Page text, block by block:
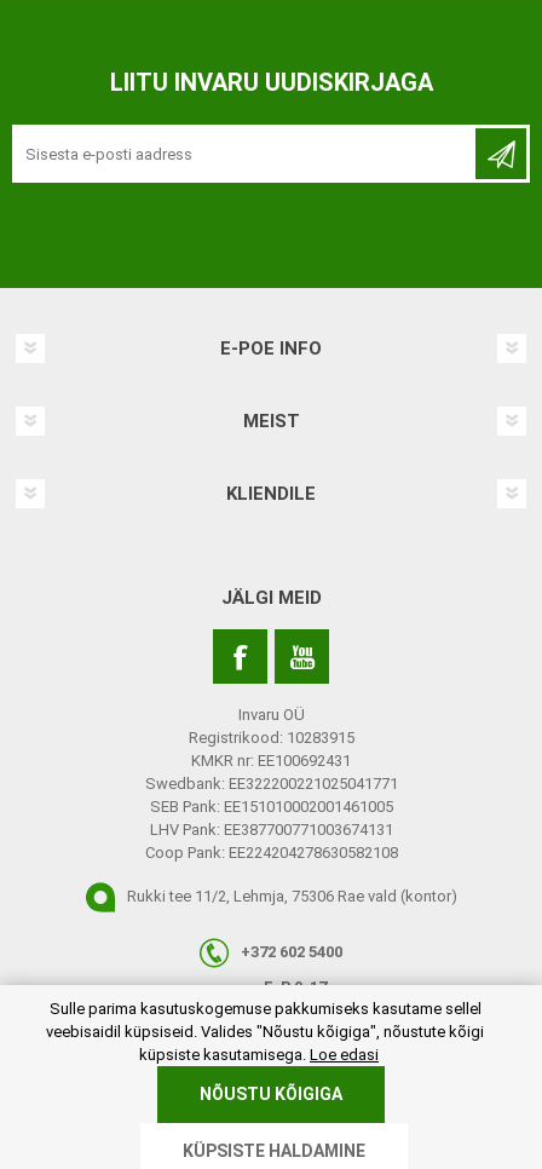
LIITU INVARU UUDISKIRJAGA
E-POE INFO
MEIST
KLIENDILE
JÄLGI MEID
Invaru OÜ
Registrikood: 10283915
KMKR nr: EE100692431
Swedbank: EE322200221025041771
SEB Pank: EE151010002001461005
LHV Pank: EE387700771003674131
Coop Pank: EE224204278630582108
Rukki tee 11/2, Lehmja, 75306 Rae vald (kontor)
+372 602 5400
E-R 9-17
info@invaru.ee
Powered bynopCommerce
Sulle parima kasutuskogemuse pakkumiseks kasutame sellel
veebisaidil küpsiseid. Valides "Nõustu kõigiga", nõustute kõigi
küpsiste kasutamisega. Loe edasi
NÕUSTU KÕIGIGA
KÜPSISTE HALDAMINE